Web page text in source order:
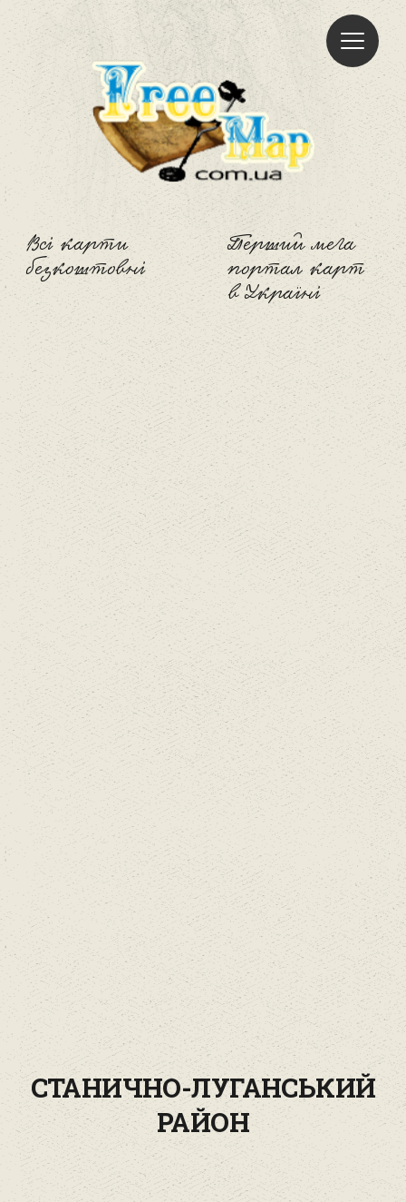
Всі карти
безкоштовні
Freemap
Перший мега
портал карт
в Україні
СТАНИЧНО-ЛУГАНСЬКИЙ
РАЙОН‎